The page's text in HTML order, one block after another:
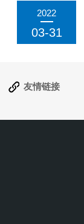
2022
03-31
友情链接